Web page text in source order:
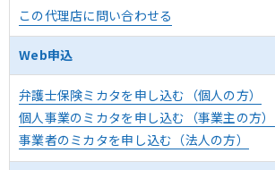
この代理店に問い合わせる
Web申込
弁護士保険ミカタを申し込む（個人の方）
個人事業のミカタを申し込む（事業主の方）
事業者のミカタを申し込む（法人の方）